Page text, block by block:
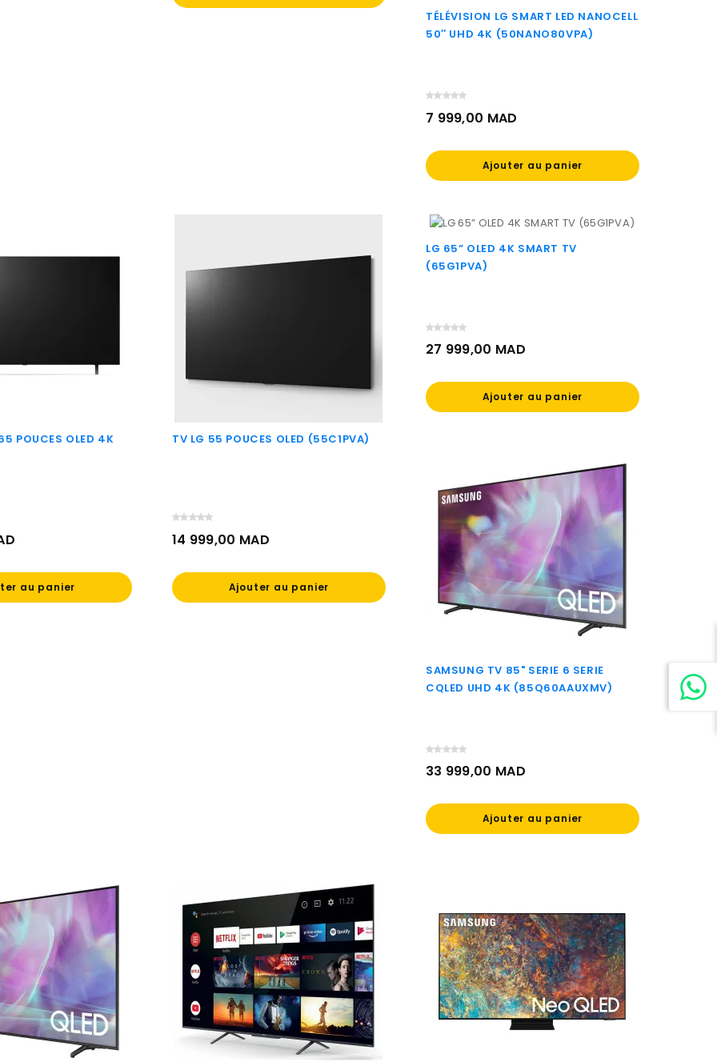
TÉLÉVISION LG SMART LED NANOCELL
50″ UHD 4K (50NANO80VPA)
7 999,00 MAD
Ajouter au panier
POUCES OLED 4K
au panier
TV LG 55 POUCES OLED (55C1PVA)
14 999,00 MAD
Ajouter au panier
LG 65” OLED 4K SMART TV
(65G1PVA)
27 999,00 MAD
Ajouter au panier
SAMSUNG TV 85" SERIE 6 SERIE
CQLED UHD 4K (85Q60AAUXMV)
33 999,00 MAD
Ajouter au panier